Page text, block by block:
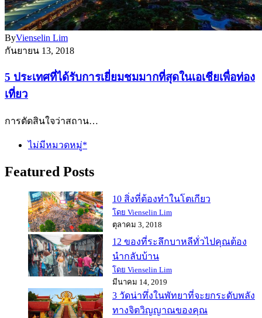
ByVienselin Lim
กันยายน 13, 2018
5 ประเทศที่ได้รับการเยี่ยมชมมากที่สุดในเอเชียเพื่อท่อง
เที่ยว
การตัดสินใจว่าสถาน…
ไม่มีหมวดหมู่*
Featured Posts
10 สิ่งที่ต้องทำในโตเกียว
โดย Vienselin Lim
ตุลาคม 3, 2018
12 ของที่ระลึกบาหลีทั่วไปคุณต้อง
นำกลับบ้าน
โดย Vienselin Lim
มีนาคม 14, 2019
3 วัดน่าทึ่งในพัทยาที่จะยกระดับพลัง
ทางจิตวิญญาณของคุณ